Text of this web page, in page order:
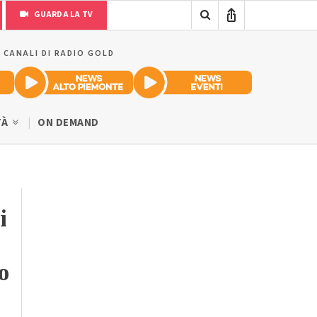
GUARDA LA TV
DI RADIO GOLD
ON DEMAND